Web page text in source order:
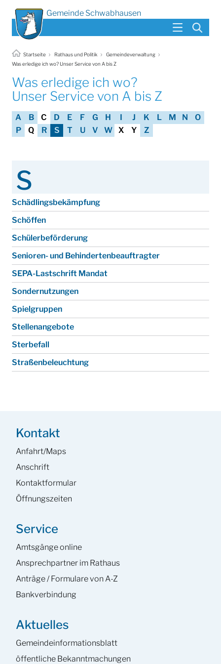
Gemeinde Schwabhausen
Startseite Rathaus und Politik
Gemeindeverwaltung
Was erledige ich wo? Unser Service von A bis Z
Was erledige ich wo?
Unser Service von A bis Z
A B C D E F G H I J K L M N
O
P
Q R S T U V W X Y Z
S
Schädlingsbekämpfung
Schöffen
Schülerbeförderung
Senioren- und Behinderten­beauftragter
SEPA-Lastschrift Mandat
Sondernutzungen
Spielgruppen
Stellenangebote
Sterbefall
Straßenbeleuchtung
Kontakt
Anfahrt/Maps
Anschrift
Kontaktformular
Öffnungszeiten
Service
Amtsgänge online
Ansprech­partner im Rathaus
Anträge / Formulare von A-Z
Bankverbindung
Aktuelles
Gemeinde­informations­blatt
öffentliche Bekanntmachungen